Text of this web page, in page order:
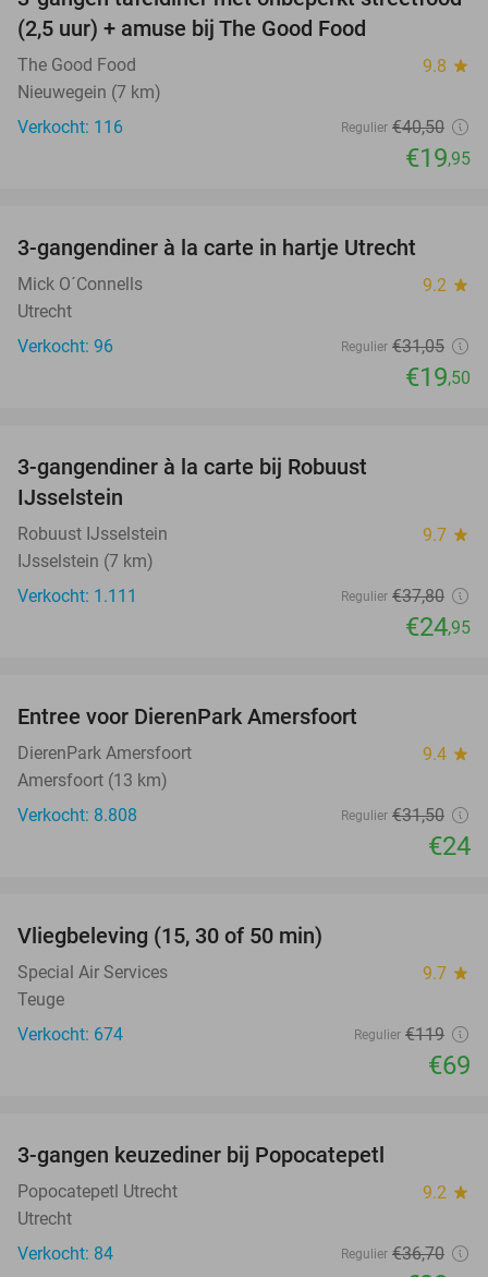
(2,5 uur) + amuse bij The Good Food
The Good Food 9.8 star
Nieuwegein (7 km)
Verkocht: 116
Regulier €40,50
€19,95
3-gangendiner à la carte in hartje Utrecht
Mick O´Connells 9.2 star
Utrecht
Verkocht: 96
Regulier €31,05
€19,50
3-gangendiner à la carte bij Robuust
IJsselstein
Robuust IJsselstein 9.7 star
IJsselstein (7 km)
Verkocht: 1.111
Regulier €37,80
€24,95
Entree voor DierenPark Amersfoort
DierenPark Amersfoort 9.4 star
Amersfoort (13 km)
Verkocht: 8.808
Regulier €31,50
€24
Vliegbeleving (15, 30 of 50 min)
Special Air Services 9.7 star
Teuge
Verkocht: 674
Regulier €119
€69
3-gangen keuzediner bij Popocatepetl
Popocatepetl Utrecht 9.2 star
Utrecht
Verkocht: 84
Regulier €36,70